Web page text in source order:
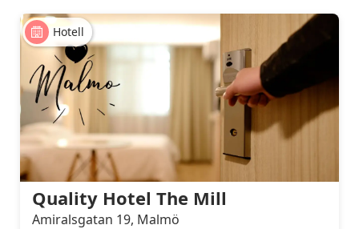
Hotell
Quality Hotel The Mill
Amiralsgatan 19, Malmö